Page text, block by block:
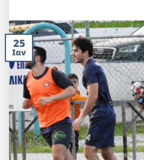
25
Ιαν